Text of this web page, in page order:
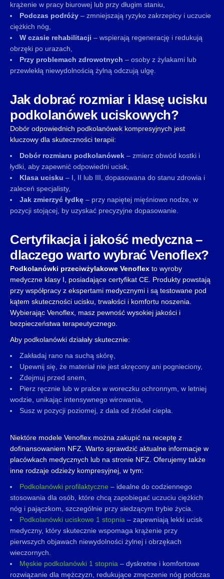
krążenie w pracy biurowej lub przy długim staniu,
Podczas podróży – zmniejszają ryzyko zakrzepicy i uczucie
ciężkich nóg,
W czasie rehabilitacji – wspierają regenerację i redukują
obrzęki po urazach,
Przy problemach zdrowotnych – osoby z żylakami lub
przewlekłą niewydolnością żylną odczują ulgę.
Jak dobrać rozmiar i klasę ucisku
podkolanówek uciskowych?
Dobór odpowiednich podkolanówek kompresyjnych jest
kluczowy dla skuteczności terapii:
Dobór rozmiaru podkolanówek – zmierz obwód kostki i
łydki, aby zapewnić odpowiedni ucisk,
Klasa ucisku – I, II lub III, dopasowana do stanu zdrowia i
zaleceń specjalisty,
Jak zmierzyć łydkę – przy napiętej mięśniowo nodze, w
pozycji stojącej, by uzyskać precyzyjne dopasowanie.
Certyfikacja i jakość medyczna –
dlaczego warto wybrać Venoflex?
Podkolanówki przeciwżylakowe Venoflex to wyroby
medyczne klasy I, posiadające certyfikat CE. Produkty powstają
przy współpracy z ekspertami medycznymi i są testowane pod
kątem skuteczności ucisku, trwałości i komfortu noszenia.
Wybierając Venoflex, masz pewność wysokiej jakości i
bezpieczeństwa terapeutycznego.
Aby podkolanówki działały skutecznie:
Zakładaj rano na suchą skórę,
Upewnij się, że materiał nie jest skręcony ani pognieciony,
Zdejmuj przed snem,
Pierz ręcznie lub w pralce w woreczku ochronnym, w letniej
wodzie, unikając intensywnego wirowania,
Susz w pozycji poziomej, z dala od źródeł ciepła.
Niektóre modele Venoflex można zakupić na receptę z
dofinansowaniem NFZ. Warto sprawdzić aktualne informacje w
placówkach medycznych lub na stronie NFZ. Oferujemy także
inne rodzaje odzieży kompresyjnej, w tym:
Podkolanówki profilaktyczne – idealne do codziennego
stosowania dla osób, które chcą zapobiegać uczuciu ciężkich
nóg i pajączkom, szczególnie przy siedzącym trybie życia.
Podkolanówki uciskowe 1 stopnia – zapewniają lekki ucisk
medyczny, który skutecznie wspomaga krążenie przy
pierwszych objawach niewydolności żylnej i obrzękach
wieczornych.
Męskie podkolanówki 1 stopnia – dyskretne i komfortowe
rozwiązanie dla mężczyzn, redukujące zmęczenie nóg podczas